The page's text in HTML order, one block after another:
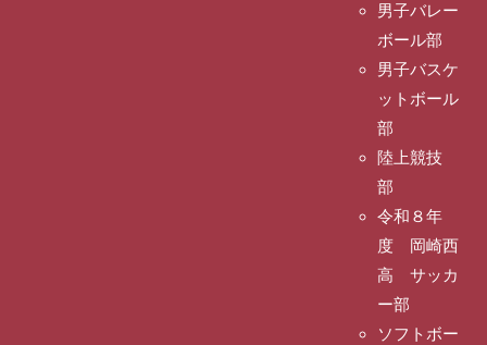
男子バレー
ボール部
男子バスケ
ットボール
部
陸上競技
部
令和８年
度 岡崎西
高 サッカ
ー部
ソフトボー